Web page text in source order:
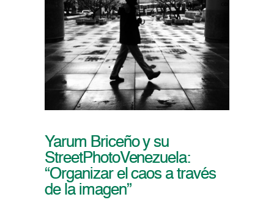
Yarum Briceño y su
StreetPhotoVenezuela:
“Organizar el caos a través
de la imagen”